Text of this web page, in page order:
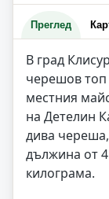
Преглед
В град
черешов топ
местния
на Детелин
дива
дължина от
килограма.